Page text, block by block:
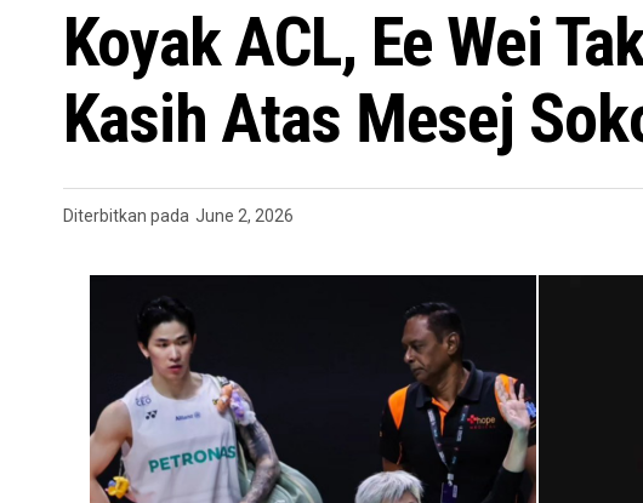
Koyak ACL, Ee Wei
Kasih Atas Mesej
Diterbitkan pada June 2, 2026